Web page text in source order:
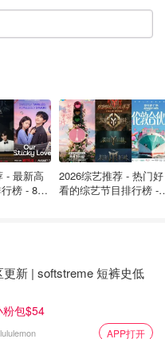
- 最新高
榜 - 8月
2026综艺推荐 - 热门好
看的综艺节目排行榜 -
更新 | softstreme 短裤史低
粉包$54
lululemon APP打开